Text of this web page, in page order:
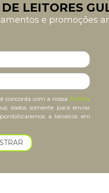
LEITORES
e promoções
concorda com a nossa Política
dados somente para enviar
a terceiros em